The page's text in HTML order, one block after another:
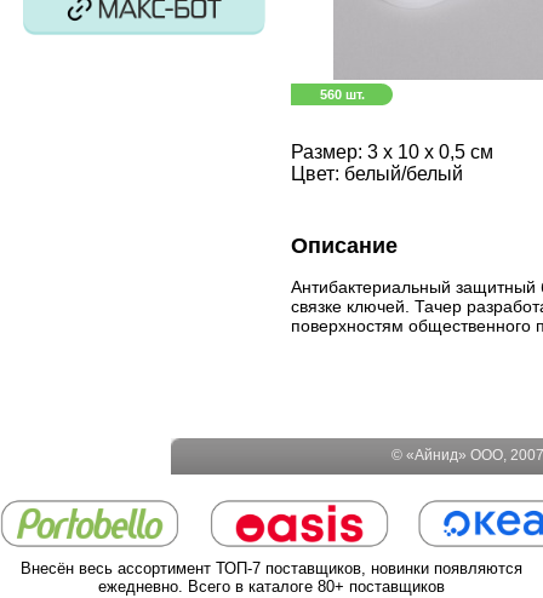
560 шт.
Размер: 3 х 10 х 0,5 см
Цвет: белый/белый
Описание
Антибактериальный защитный
связке ключей. Тачер
поверхностям общественного
© «Айнид» ООО,
Внесён весь ассортимент ТОП-7 поставщиков, новинки появляются
ежедневно. Всего в каталоге 80+ поставщиков